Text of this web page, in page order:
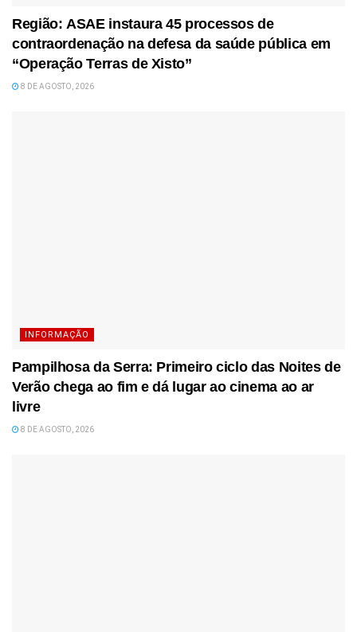
Região: ASAE instaura 45 processos de
contraordenação na defesa da saúde pública em
“Operação Terras de Xisto”
8 DE AGOSTO, 2026
INFORMAÇÃO
Pampilhosa da Serra: Primeiro ciclo das Noites de
Verão chega ao fim e dá lugar ao cinema ao ar
livre
8 DE AGOSTO, 2026